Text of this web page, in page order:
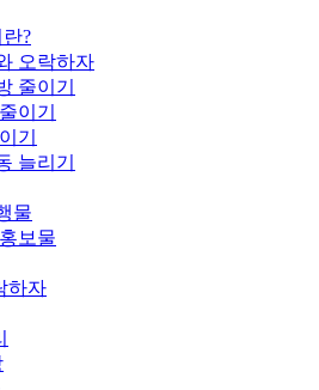
?
오락하자
줄이기
이기
기
늘리기
물
보물
하자